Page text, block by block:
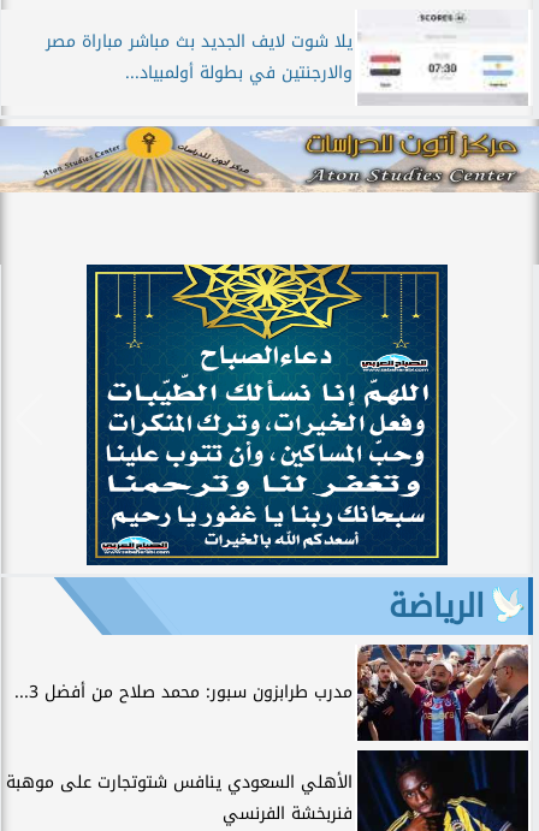
يلا شوت لايف الجديد بث مباشر مباراة مصر
والارجنتين في بطولة أولمبياد...
الرياضة
مدرب طرابزون سبور: محمد صلاح من أفضل 3...
الأهلي السعودي ينافس شتوتجارت على موهبة
فنربخشة الفرنسي